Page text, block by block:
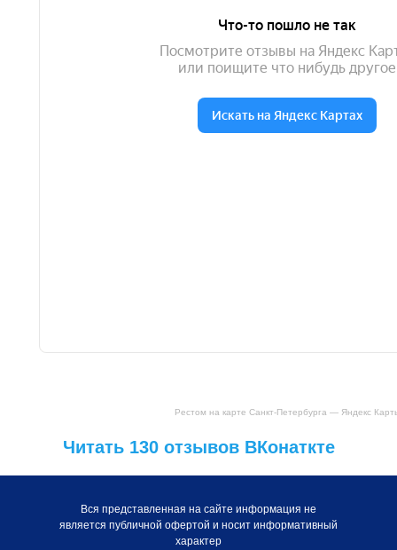
Читать 130 отзывов ВКонаткте
Рестом на карте Санкт‑Петербурга — Яндекс
Вся представленная на сайте информация не
является публичной офертой и носит информативный
характер